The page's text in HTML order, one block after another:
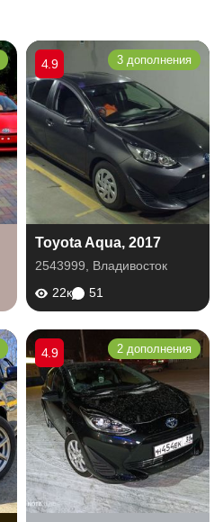
Toyota Aqua, 2017
2543999
Владивосток
22к
51
4.9 3 дополнения
4.9 2 дополнения